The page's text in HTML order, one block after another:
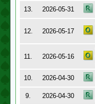
13.
2026-05-31
12. 2026-05-17
11. 2026-05-16
10. 2026-04-30
9.
2026-04-30